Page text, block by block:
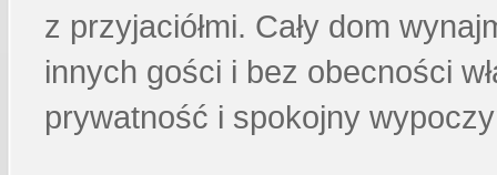
z przyjaciółmi. Cały dom
innych gości i bez obecności
prywatność i spokojny